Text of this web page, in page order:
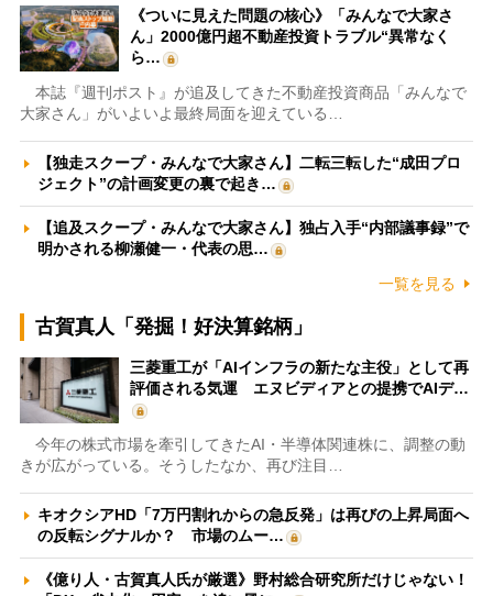
《ついに見えた問題の核心》「みんなで大家さ
ん」2000億円超不動産投資トラブル“異常なく
ら…
本誌『週刊ポスト』が追及してきた不動産投資商品「みんなで
大家さん」がいよいよ最終局面を迎えている…
【独走スクープ・みんなで大家さん】二転三転した“成田プロ
ジェクト”の計画変更の裏で起き…
【追及スクープ・みんなで大家さん】独占入手“内部議事録”で
明かされる柳瀬健一・代表の思…
一覧を見る
古賀真人「発掘！好決算銘柄」
三菱重工が「AIインフラの新たな主役」として再
評価される気運 エヌビディアとの提携でAIデ…
今年の株式市場を牽引してきたAI・半導体関連株に、調整の動
きが広がっている。そうしたなか、再び注目…
キオクシアHD「7万円割れからの急反発」は再びの上昇局面へ
の反転シグナルか？ 市場のムー…
《億り人・古賀真人氏が厳選》野村総合研究所だけじゃない！